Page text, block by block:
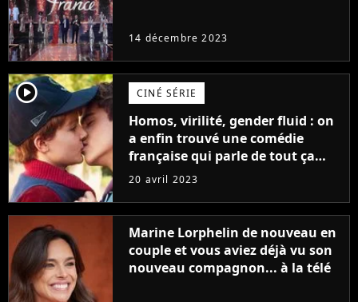
14 décembre 2023
player2 CINÉ SÉRIE
Homos, virilité, gender fluid : on
a enfin trouvé une comédie
française qui parle de tout ça
sans être super ringarde
20 avril 2023
Marine Lorphelin de nouveau en
couple et vous aviez déjà vu son
nouveau compagnon... à la télé